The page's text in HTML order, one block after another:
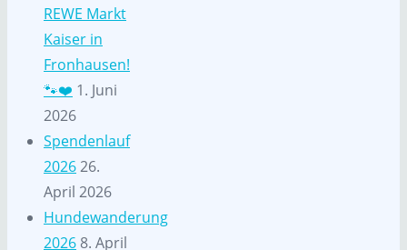
REWE Markt
Kaiser in
Fronhausen!
🐾❤️ 1. Juni
2026
Spendenlauf
202626.
April 2026
Hundewanderung
2026 8. April